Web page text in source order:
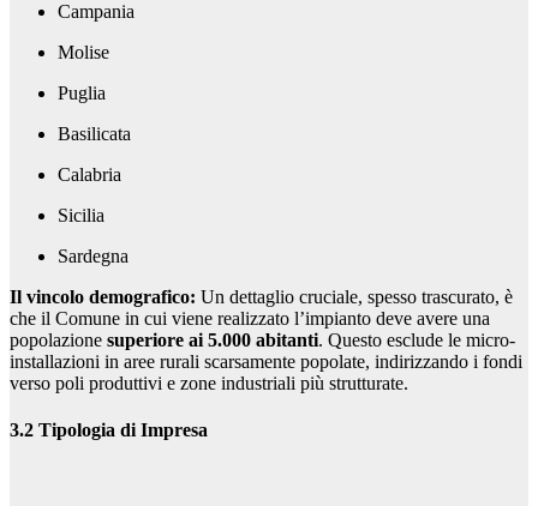
Campania
Molise
Puglia
Basilicata
Calabria
Sicilia
Sardegna
Il vincolo demografico: Un dettaglio cruciale, spesso trascurato, è
che il Comune in cui viene realizzato l’impianto deve avere una
popolazione superiore ai 5.000 abitanti. Questo esclude le micro-
installazioni in aree rurali scarsamente popolate, indirizzando i fondi
verso poli produttivi e zone industriali più strutturate.
3.2 Tipologia di Impresa